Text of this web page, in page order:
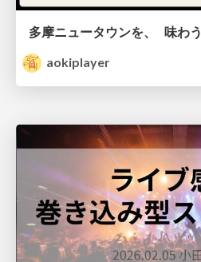
多摩ニュータウンを、 味わう
aokiplayer